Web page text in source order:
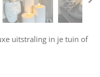
uitstraling in je tuin of